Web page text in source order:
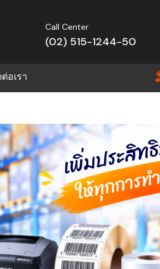
Call Center
(02) 515-1244-50
อเรา